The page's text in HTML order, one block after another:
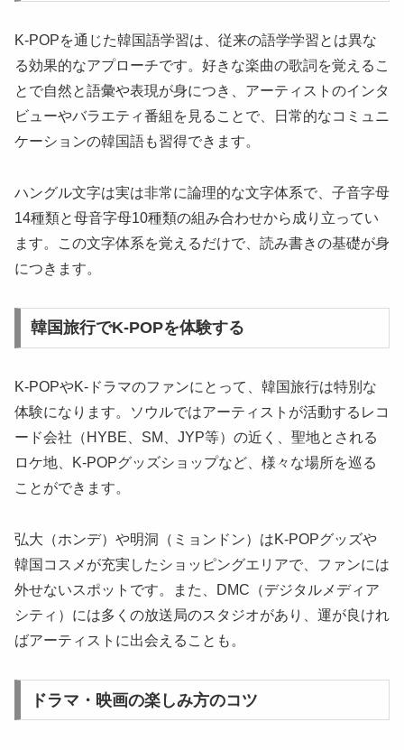
K-POPを通じた韓国語学習は、従来の語学学習とは異な
る効果的なアプローチです。好きな楽曲の歌詞を覚えるこ
とで自然と語彙や表現が身につき、アーティストのインタ
ビューやバラエティ番組を見ることで、日常的なコミュニ
ケーションの韓国語も習得できます。
ハングル文字は実は非常に論理的な文字体系で、子音字母
14種類と母音字母10種類の組み合わせから成り立ってい
ます。この文字体系を覚えるだけで、読み書きの基礎が身
につきます。
韓国旅行でK-POPを体験する
K-POPやK-ドラマのファンにとって、韓国旅行は特別な
体験になります。ソウルではアーティストが活動するレコ
ード会社（HYBE、SM、JYP等）の近く、聖地とされる
ロケ地、K-POPグッズショップなど、様々な場所を巡る
ことができます。
弘大（ホンデ）や明洞（ミョンドン）はK-POPグッズや
韓国コスメが充実したショッピングエリアで、ファンには
外せないスポットです。また、DMC（デジタルメディア
シティ）には多くの放送局のスタジオがあり、運が良けれ
ばアーティストに出会えることも。
ドラマ・映画の楽しみ方のコツ